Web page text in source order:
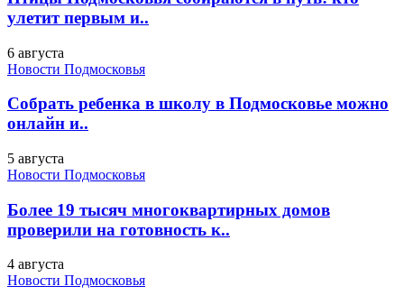
улетит первым и..
6 августа
Новости Подмосковья
Собрать ребенка в школу в Подмосковье можно
онлайн и..
5 августа
Новости Подмосковья
Более 19 тысяч многоквартирных домов
проверили на готовность к..
4 августа
Новости Подмосковья